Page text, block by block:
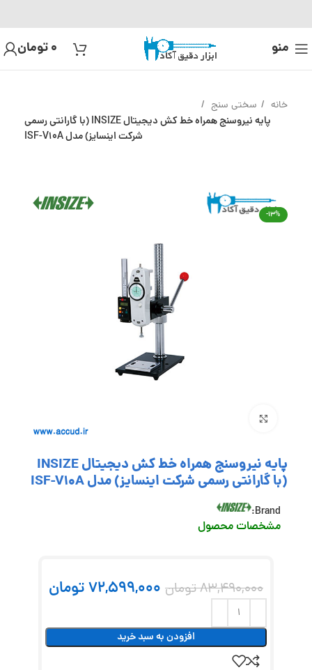
منو 0تومان
خانه سختی سنج
پایه نیروسنج همراه خط کش دیجیتال INSIZE (با گارانتی رسمی
شرکت اینسایز) مدل ISF-V10A
-13%
پایه نیروسنج همراه خط کش دیجیتال INSIZE
(با گارانتی رسمی شرکت اینسایز) مدل ISF-V10A
Brand:
مشخصات محصول
83,490,000تومان 72,599,000تومان
افزودن به سبد خرید